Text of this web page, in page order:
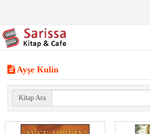
Ayşe Kulin
Kitap Ara